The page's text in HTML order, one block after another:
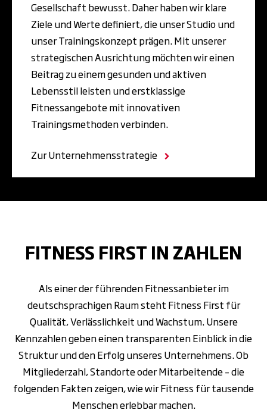
Gesellschaft bewusst. Daher haben wir klare
Ziele und Werte definiert, die unser Studio und
unser Trainingskonzept prägen. Mit unserer
strategischen Ausrichtung möchten wir einen
Beitrag zu einem gesunden und aktiven
Lebensstil leisten und erstklassige
Fitnessangebote mit innovativen
Trainingsmethoden verbinden.
Zur Unternehmensstrategie
FITNESS FIRST IN ZAHLEN
Als einer der führenden Fitnessanbieter im
deutschsprachigen Raum steht Fitness First für
Qualität, Verlässlichkeit und Wachstum. Unsere
Kennzahlen geben einen transparenten Einblick in die
Struktur und den Erfolg unseres Unternehmens. Ob
Mitgliederzahl, Standorte oder Mitarbeitende – die
folgenden Fakten zeigen, wie wir Fitness für tausende
Menschen erlebbar machen.